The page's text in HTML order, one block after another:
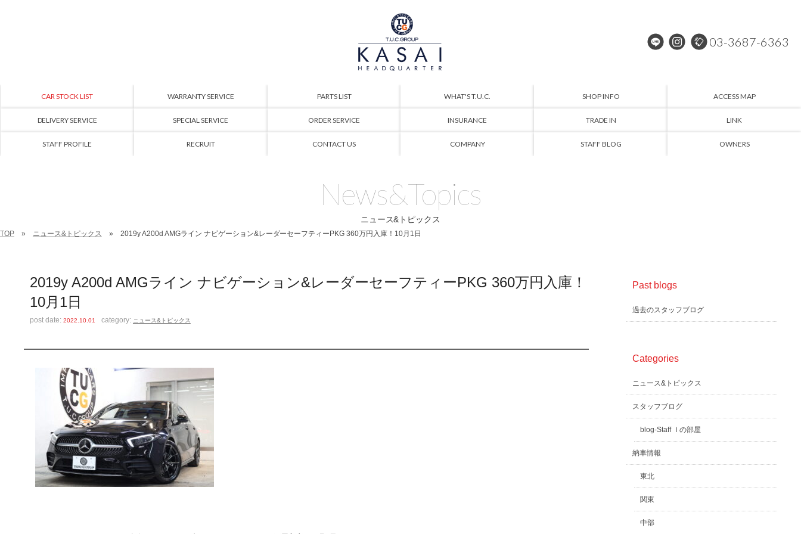
03-3687-6363
CAR STOCK LIST WARRANTY SERVICE PARTS LIST WHAT'S T.U.C. SHOP INFO ACCESS MAP
DELIVERY SERVICE SPECIAL SERVICE ORDER SERVICE INSURANCE TRADE IN LINK
STAFF PROFILE RECRUIT CONTACT US COMPANY STAFF BLOG OWNERS
News&Topics
ニュース&トピックス
TOP ニュース&トピックス 2019y A200d AMGライン ナビゲーション&レーダーセーフティーPKG 360万円入庫！10月1日
2019y A200d AMGライン ナビゲーション&レーダーセーフティーPKG 360万円入庫！
10月1日
post date:2022.10.01 category: ニュース&トピックス
Past blogs
過去のスタッフブログ
Categories
ニュース&トピックス
スタッフブログ
blog-Staff Ｉの部屋
納車情報
東北
関東
中部